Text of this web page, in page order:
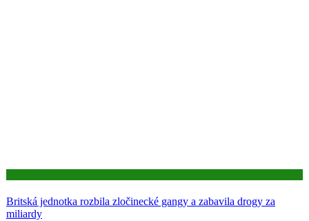
Britská jednotka rozbila zločinecké gangy a zabavila drogy za
miliardy